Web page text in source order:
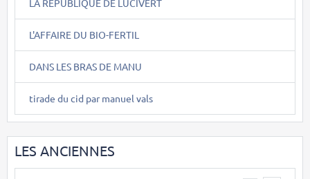
LA REPUBLIQUE DE LUCIVERT
L'AFFAIRE DU BIO-FERTIL
DANS LES BRAS DE MANU
tirade du cid par manuel vals
LES ANCIENNES